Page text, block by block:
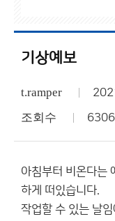
기상예보
t.ramper
조회수 6306
아침부터 비온다는
하게 떠있습니다.
작업할 수 있는 날